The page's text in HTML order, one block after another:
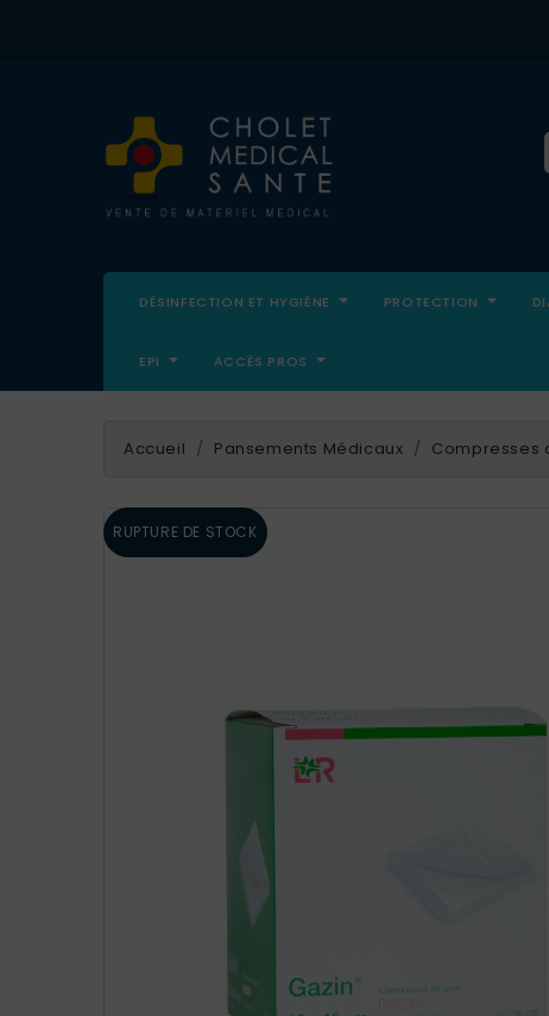
DÉSINFECTION ET HYGIÈNE PROTECTION
EPI ACCÈS PROS
Accueil Pansements Médicaux Compresses
RUPTURE DE STOCK